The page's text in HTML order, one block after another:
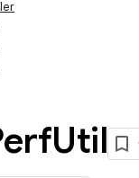
Util